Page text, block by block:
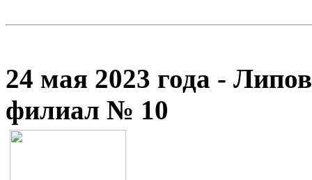
24 мая 2023 года -
филиал № 10